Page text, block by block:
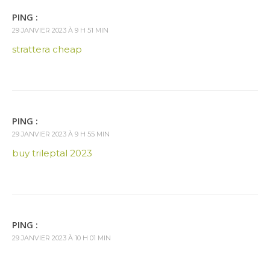
PING :
29 JANVIER 2023 À 9 H 51 MIN
strattera cheap
PING :
29 JANVIER 2023 À 9 H 55 MIN
buy trileptal 2023
PING :
29 JANVIER 2023 À 10 H 01 MIN